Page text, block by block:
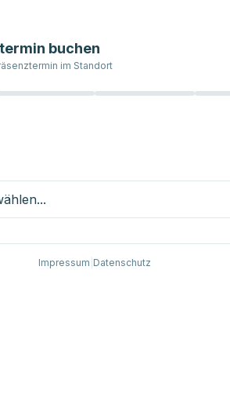
buchen
im Standort
Impressum Datenschutz